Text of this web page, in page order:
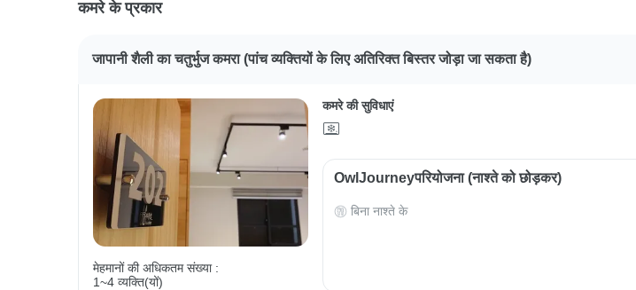
कमरे के प्रकार
जापानी शैली का चतुर्भुज कमरा (पांच व्यक्तियों के लिए अतिरिक्त बिस्तर जोड़ा जा सकता है)
मेहमानों की अधिकतम संख्या :
1~4 व्यक्ति(यों)
कमरे की सुविधाएं
OwlJourneyपरियोजना (नाश्ते को छोड़कर)
बिना नाश्ते के